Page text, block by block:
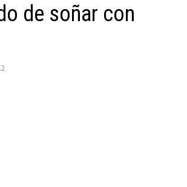
de soñar con